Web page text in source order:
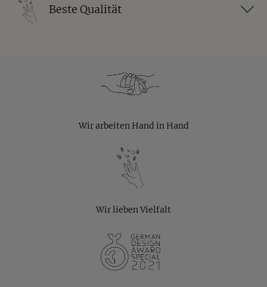
Zu welchen Getränken passen
Cappuccino, Latte Macchiato, Tee oder einer heißen
Für welche Anlässe eignen sich
Die Kokosmandeln sind ideal als
Geburtstagsgeschenk, kleines Dankeschön,
Mitbringsel für Gastgeber oder als süße
Aufmerksamkeit zwischendurch.
Wo kann man Kokosmandeln
Die Kokosmandeln von Jalall D'or kannst Du
Beste Qualität
Wir arbeiten Hand in Hand
Wir lieben Vielfalt